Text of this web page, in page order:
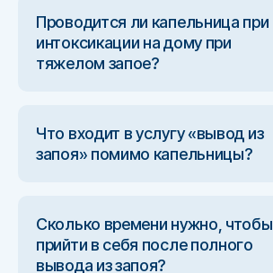
Проводится ли капельница при
интоксикации на дому при
тяжелом запое?
Что входит в услугу «вывод из
запоя» помимо капельницы?
Сколько времени нужно, чтобы
прийти в себя после полного
вывода из запоя?